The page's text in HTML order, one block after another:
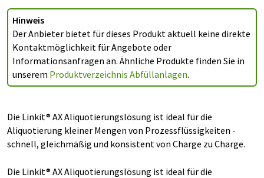
Hinweis
Der Anbieter bietet für dieses Produkt aktuell keine direkte
Kontaktmöglichkeit für Angebote oder
Informationsanfragen an. Ähnliche Produkte finden Sie in
unserem Produktverzeichnis Abfüllanlagen.
Die Linkit® AX Aliquotierungslösung ist ideal für die
Aliquotierung kleiner Mengen von Prozessflüssigkeiten -
schnell, gleichmäßig und konsistent von Charge zu Charge.
Die Linkit® AX Aliquotierungslösung ist ideal für die